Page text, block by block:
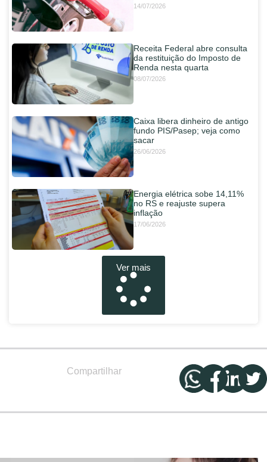
14/07/2026
Receita Federal abre consulta
da restituição do Imposto de
Renda nesta quarta
08/07/2026
Caixa libera dinheiro de antigo
fundo PIS/Pasep; veja como
sacar
26/06/2026
Energia elétrica sobe 14,11%
no RS e reajuste supera
inflação
17/06/2026
Ver mais
Compartilhar